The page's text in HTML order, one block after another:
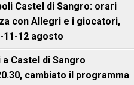
Castel di Sangro: orari
con Allegri e i giocatori,
11-12 agosto
Castel di Sangro
cambiato il programma